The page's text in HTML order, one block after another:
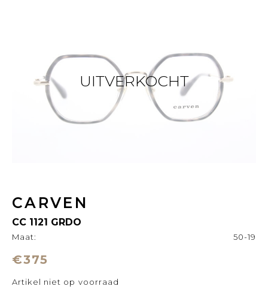
UITVERKOCHT
CARVEN
CC 1121 GRDO
Maat: 50-19
€375
Artikel niet op voorraad